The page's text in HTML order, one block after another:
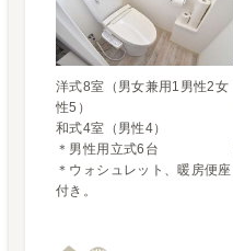
洋式8室（男女兼用1男性2女
性5）
和式4室（男性4）
＊男性用立式6台
＊ウォシュレット、暖房便座
付き。